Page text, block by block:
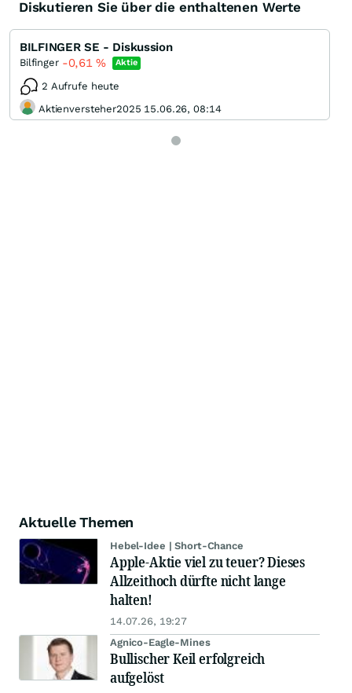
Diskutieren Sie über die enthaltenen Werte
BILFINGER SE - Diskussion
Bilfinger -0,61% Aktie
2 Aufrufe heute
Aktienversteher2025 15.06.26, 08:14
Aktuelle Themen
Hebel-Idee | Short-Chance
Apple-Aktie viel zu teuer? Dieses
Allzeithoch dürfte nicht lange
halten!
14.07.26, 19:27
Agnico-Eagle-Mines
Bullischer Keil erfolgreich
aufgelöst